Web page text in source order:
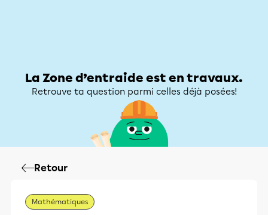
La Zone d’entraide est en travaux.
Retrouve ta question parmi celles déjà posées!
Retour
Mathématiques